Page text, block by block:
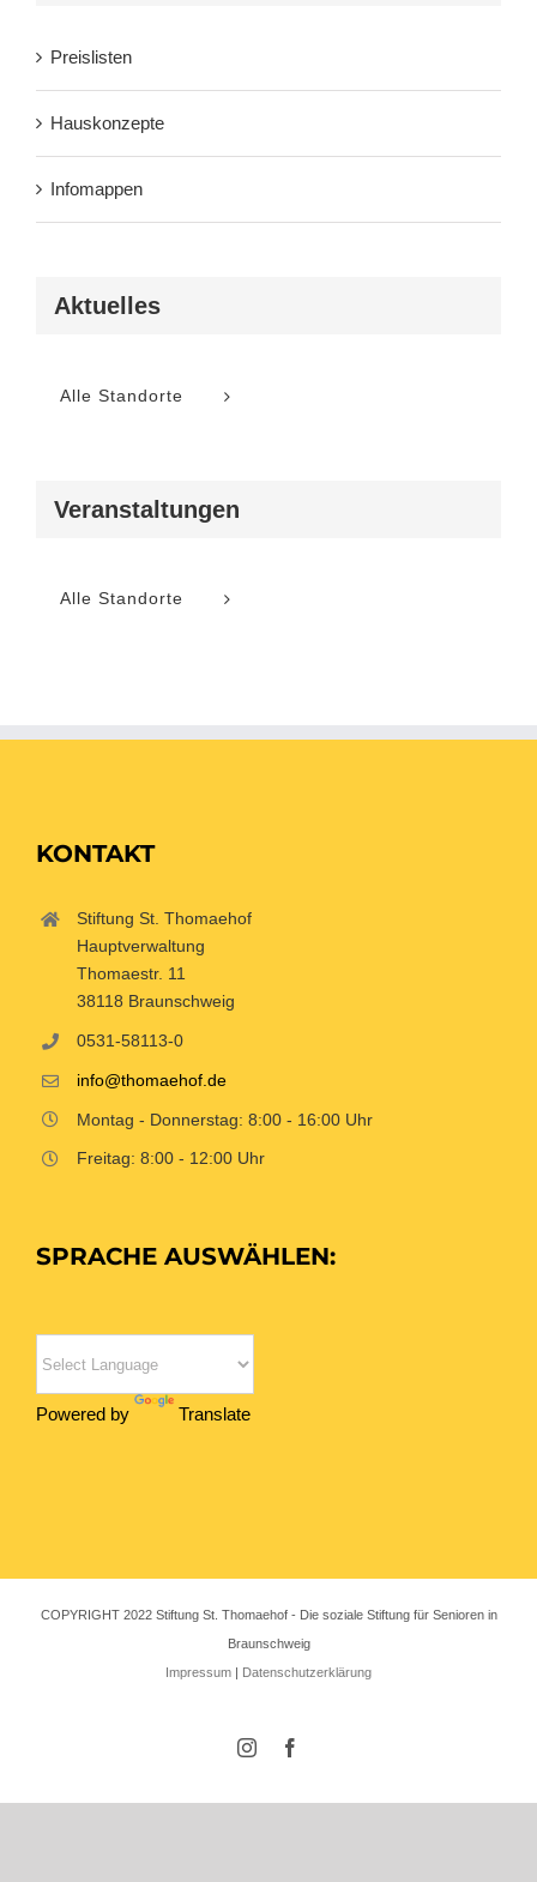
Preislisten
Hauskonzepte
Infomappen
Aktuelles
Alle Standorte
Veranstaltungen
Alle Standorte
KONTAKT
Stiftung St. Thomaehof
Hauptverwaltung
Thomaestr. 11
38118 Braunschweig
0531-58113-0
info@thomaehof.de
Montag - Donnerstag: 8:00 - 16:00 Uhr
Freitag: 8:00 - 12:00 Uhr
SPRACHE AUSWÄHLEN:
Powered by Translate
COPYRIGHT 2022 Stiftung St. Thomaehof - Die soziale Stiftung für Senioren in
Braunschweig
Impressum
Datenschutzerklärung
Instagram